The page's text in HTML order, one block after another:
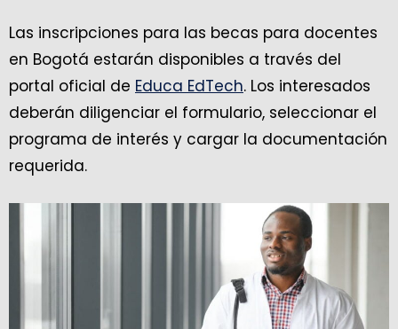
Las inscripciones para las becas para docentes
en Bogotá estarán disponibles a través del
portal oficial de Educa EdTech. Los interesados
deberán diligenciar el formulario, seleccionar el
programa de interés y cargar la documentación
requerida.